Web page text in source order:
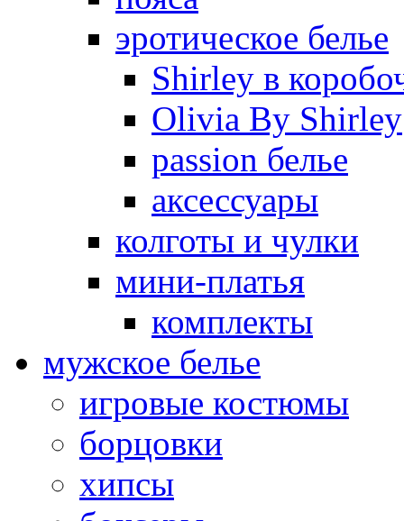
эротическое белье
Shirley в
Olivia By Shirley
passion белье
аксессуары
колготы и чулки
мини-платья
комплекты
мужское белье
игровые костюмы
борцовки
хипсы